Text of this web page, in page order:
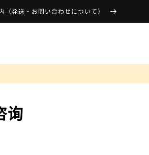
（発送・お問い合わせについて）
询